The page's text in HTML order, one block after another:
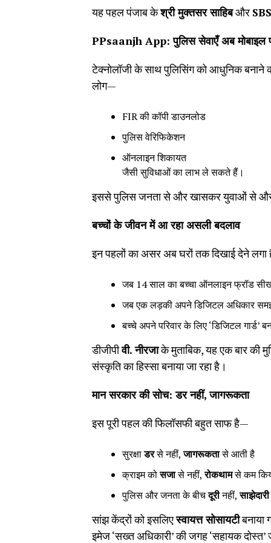
यह पहल पंजाब केश्री मुक्तसर साहिबऔर
PPsaanjh App:पुलिस सेवाएँ अब मोबाइल
टेक्नोलॉजी के साथ पुलिसिंग को आधुनिक बनाने
लोग—
FIR की कॉपी डाउनलोड
पुलिस वेरिफिकेशन
ऑनलाइन शिकायत
जैसी सुविधाओं का लाभ ले सकते हैं।
इससे पुलिस जनता से और खासकर युवाओं से
बच्चों के जीवन में आ रहा असली बदलाव
इन पहलों का असर अब घरों तक दिखाई देने लगा
जब 14 साल का बच्चा ऑनलाइन फ्रॉड
जब एक लड़की अपने डिजिटल अधिकार
बच्चे अपने परिवार के लिए ‘डिजिटल गार्ड’
डीजीपीवी. नीरजाके मुताबिक, यह एक बार की
संस्कृति का हिस्सा बनाया जा रहा है।
मान सरकार की सोच: डर नहीं,जागरूकता
इस पूरी पहल की फिलॉसफी बहुत साफ है—
सुरक्षाडरसे नहीं,जागरूकतासे आती है
क्राइम कोसजासे नहीं,रोकथामसे कम
पुलिस और जनता के बीचदूरीनहीं,साझेदारी
सांझ केंद्रों को इसलिएस्वायत्त सोसायटीबनाया
इमेज ‘सख्त अधिकारी’ की जगह ‘सहायक